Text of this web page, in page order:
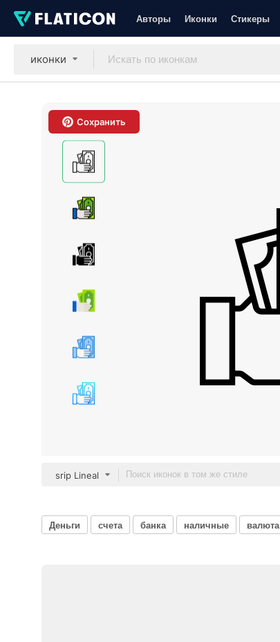
Авторы Иконки Стикеры
иконки
Сохранить
srip Lineal
Деньги счета банка наличные валюта